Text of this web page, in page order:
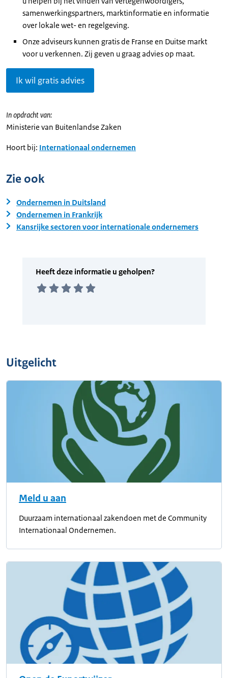
samenwerkingspartners, marktinformatie en informatie
over lokale wet- en regelgeving.
Onze adviseurs kunnen gratis de Franse en Duitse markt
voor u verkennen. Zij geven u graag advies op maat.
Ik wil gratis advies
In opdracht van:
Ministerie van Buitenlandse Zaken
Hoort bij: Internationaal ondernemen
Zie ook
Ondernemen in Duitsland
Ondernemen in Frankrijk
Kansrijke sectoren voor internationale ondernemers
Uitgelicht
Meld u aan
Duurzaam internationaal zakendoen met de Community
Internationaal Ondernemen.